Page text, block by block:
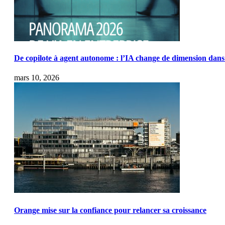
De copilote à agent autonome : l’IA change de dimension
mars 10, 2026
Orange mise sur la confiance pour relancer sa croissance